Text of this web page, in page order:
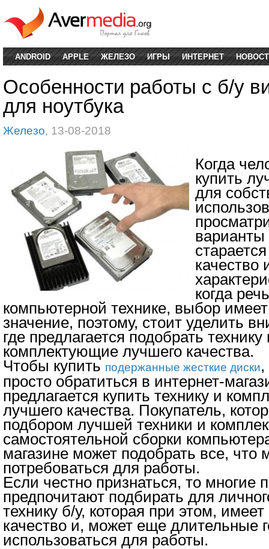
ANDROID APPLE ЖЕЛЕЗО ИГРЫ ИНТЕРНЕТ
Особенности работы с б/у
для ноутбука
Железо, 13-08-2018
Когда
купить
для
качество
когда
компьютерной технике, выбор
значение, поэтому, стоит уделить
где предлагается подобрать технику
комплектующие лучшего качества.
Чтобы купить подержанные жесткие диски,
просто обратиться в интернет-
предлагается купить технику и
лучшего качества. Покупатель,
подбором лучшей техники и
самостоятельной сборки
магазине может подобрать все, что
потребоваться для работы.
Если честно признаться, то многие
предпочитают подбирать для
технику б/у, которая при этом,
качество и, может еще длительные
использоваться для работы.